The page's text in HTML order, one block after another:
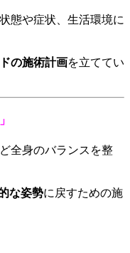
態や症状、生活環境に
の施術計画を立ててい
全身のバランスを整
な姿勢に戻すための施